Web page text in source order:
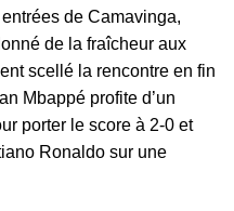
de Camavinga,
de la fraîcheur aux
scellé la rencontre en fin
Mbappé profite d’un
porter le score à 2-0 et
Ronaldo sur une